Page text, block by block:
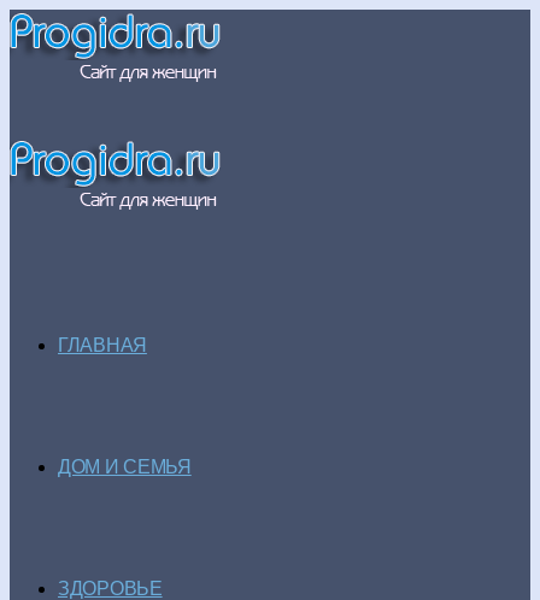
ГЛАВНАЯ
ДОМ И СЕМЬЯ
ЗДОРОВЬЕ